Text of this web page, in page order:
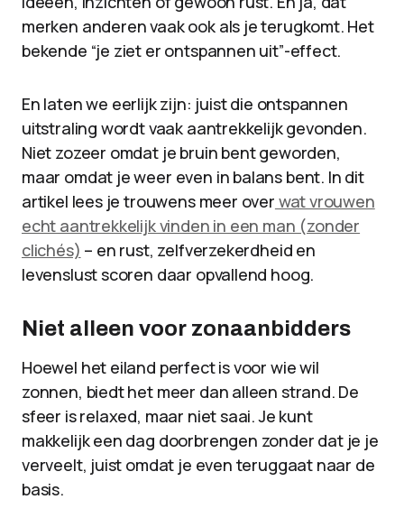
merken anderen vaak ook als je terugkomt. Het
bekende “je ziet er ontspannen uit”-effect.
En laten we eerlijk zijn: juist die ontspannen
uitstraling wordt vaak aantrekkelijk gevonden.
Niet zozeer omdat je bruin bent geworden,
maar omdat je weer even in balans bent. In dit
artikel lees je trouwens meer over wat vrouwen
echt aantrekkelijk vinden in een man (zonder
clichés) – en rust, zelfverzekerdheid en
levenslust scoren daar opvallend hoog.
Niet alleen voor zonaanbidders
Hoewel het eiland perfect is voor wie wil
zonnen, biedt het meer dan alleen strand. De
sfeer is relaxed, maar niet saai. Je kunt
makkelijk een dag doorbrengen zonder dat je je
verveelt, juist omdat je even teruggaat naar de
basis.